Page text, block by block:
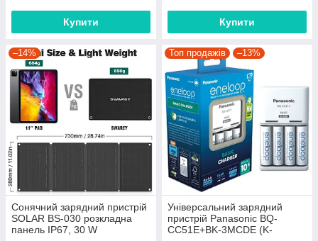
Купити Купити
–14%
Сонячний зарядний пристрій
SOLAR BS-030 розкладна
панель IP67, 30 W
Топ продажів –13%
Універсальний зарядний
пристрій Panasonic BQ-
CC51E+BK-3MCDE (K-